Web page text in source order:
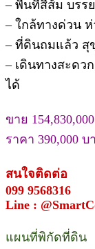
– พื้นที่สีส้ม บรร
– ใกล้ทางด่วน
– ที่ดินถมแล้ว สุ
– เดินทางสะดว
ได้
ขาย
ราคา 390,000
สนใจติดต่อ
099 9568316
Line :
แผนที่พิกัดที่ดิน